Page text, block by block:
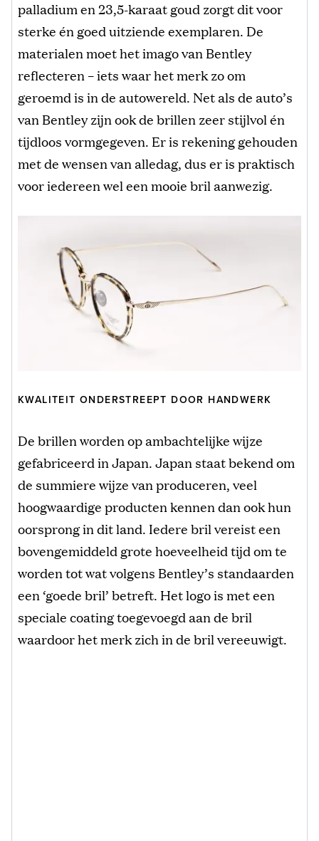
palladium en 23,5-karaat goud zorgt dit voor
sterke én goed uitziende exemplaren. De
materialen moet het imago van Bentley
reflecteren – iets waar het merk zo om
geroemd is in de autowereld. Net als de auto’s
van Bentley zijn ook de brillen zeer stijlvol én
tijdloos vormgegeven. Er is rekening gehouden
met de wensen van alledag, dus er is praktisch
voor iedereen wel een mooie bril aanwezig.
KWALITEIT ONDERSTREEPT DOOR HANDWERK
De brillen worden op ambachtelijke wijze
gefabriceerd in Japan. Japan staat bekend om
de summiere wijze van produceren, veel
hoogwaardige producten kennen dan ook hun
oorsprong in dit land. Iedere bril vereist een
bovengemiddeld grote hoeveelheid tijd om te
worden tot wat volgens Bentley’s standaarden
een ‘goede bril’ betreft. Het logo is met een
speciale coating toegevoegd aan de bril
waardoor het merk zich in de bril vereeuwigt.